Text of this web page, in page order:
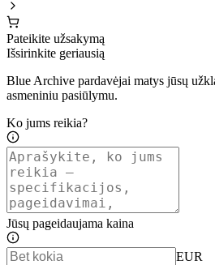
Pateikite užsakymą
Išsirinkite geriausią
Blue Archive pardavėjai matys jūsų
asmeniniu pasiūlymu.
Ko jums reikia?
Jūsų pageidaujama kaina
EUR